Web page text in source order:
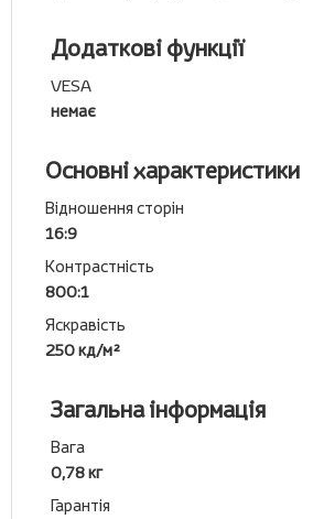
Додаткові функції
VESA
немає
Основні характеристики
Відношення сторін
16:9
Контрастність
800:1
Яскравість
250 кд/м²
Загальна інформація
Вага
0,78 кг
Гарантія